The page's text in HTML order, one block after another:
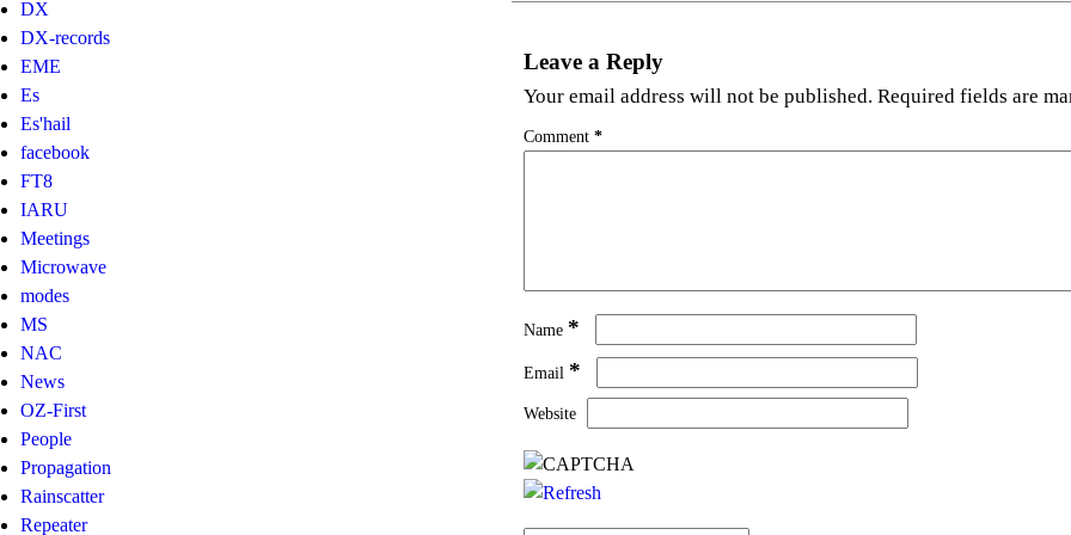
DX
DX-records
EME
Es
Es'hail
facebook
FT8
IARU
Meetings
Microwave
modes
MS
NAC
News
OZ-First
People
Propagation
Rainscatter
Repeater
Leave a Reply
Your email address will not be published. Required fields are
Comment*
Name *
Email *
Website